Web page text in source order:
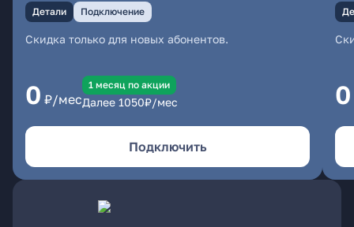
Детали Подключение
Скидка только для новых абонентов.
0 ₽/мес
1 месяц по акции
Далее 1050₽/мес
Подключить
0